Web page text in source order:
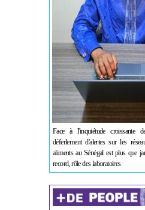
Face à l'inquiétude croissante
déferlement d'alertes sur les
aliments au Sénégal est plus que
record, rôle des laboratoires